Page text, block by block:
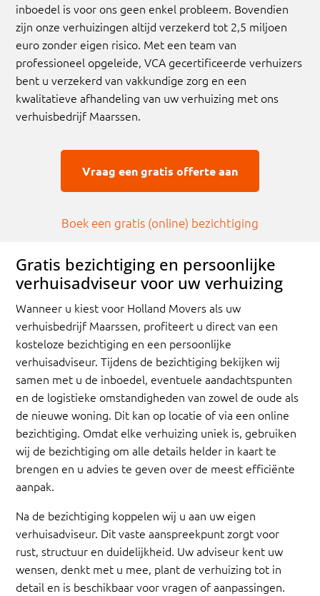
inboedel is voor ons geen enkel probleem. Bovendien
zijn onze verhuizingen altijd verzekerd tot 2,5 miljoen
euro zonder eigen risico. Met een team van
professioneel opgeleide, VCA gecertificeerde verhuizers
bent u verzekerd van vakkundige zorg en een
kwalitatieve afhandeling van uw verhuizing met ons
verhuisbedrijf Maarssen.
Vraag een gratis offerte aan
Boek een gratis (online) bezichtiging
Gratis bezichtiging en persoonlijke
verhuisadviseur voor uw verhuizing
Wanneer u kiest voor Holland Movers als uw
verhuisbedrijf Maarssen, profiteert u direct van een
kosteloze bezichtiging en een persoonlijke
verhuisadviseur. Tijdens de bezichtiging bekijken wij
samen met u de inboedel, eventuele aandachtspunten
en de logistieke omstandigheden van zowel de oude als
de nieuwe woning. Dit kan op locatie of via een online
bezichtiging. Omdat elke verhuizing uniek is, gebruiken
wij de bezichtiging om alle details helder in kaart te
brengen en u advies te geven over de meest efficiënte
aanpak.
Na de bezichtiging koppelen wij u aan uw eigen
verhuisadviseur. Dit vaste aanspreekpunt zorgt voor
rust, structuur en duidelijkheid. Uw adviseur kent uw
wensen, denkt met u mee, plant de verhuizing tot in
detail en is beschikbaar voor vragen of aanpassingen.